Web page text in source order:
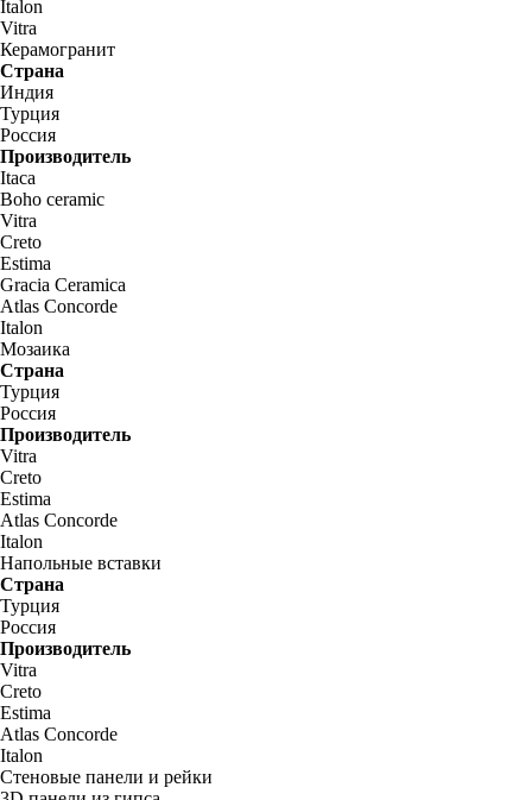
Italon
Vitra
Керамогранит
Страна
Индия
Турция
Россия
Производитель
Itaca
Boho ceramic
Vitra
Creto
Estima
Gracia Ceramica
Atlas Concorde
Italon
Мозаика
Страна
Турция
Россия
Производитель
Vitra
Creto
Estima
Atlas Concorde
Italon
Напольные вставки
Страна
Турция
Россия
Производитель
Vitra
Creto
Estima
Atlas Concorde
Italon
Стеновые панели и рейки